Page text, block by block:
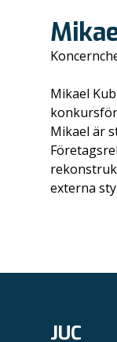
Mikael
Mikael är
externa
JUC